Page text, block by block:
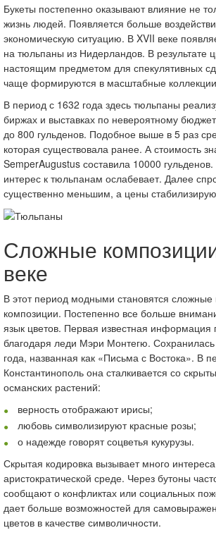
Букеты постепенно оказывают влияние не
жизнь людей. Появляется больше
экономическую ситуацию. В XVII веке
на тюльпаны из Нидерландов. В результате
настоящим предметом для спекулятивных
чаще формируются в масштабные
В период с 1632 года здесь тюльпаны
биржах и выставках по невероятному
до 800 гульденов. Подобное выше в 5 раз
которая существовала ранее. А стоимость
SemperAugustus составила 10000
интерес к тюльпанам ослабевает. Далее
существенно меньшим, а цены
Сложные
веке
В этот период модными становятся сложные
композиции. Постепенно все больше
язык цветов. Первая известная информация
благодаря леди Мэри Монтегю.
года, названная как «Письма с Востока». В
Константинополь она сталкивается со
османских растений:
верность отображают ирисы;
любовь символизируют красные розы;
о надежде говорят соцветья кукурузы.
Скрытая кодировка вызывает много
аристократической среде. Через бутоны
сообщают о конфликтах или социальных
дает больше возможностей для
цветов в качестве символичности.